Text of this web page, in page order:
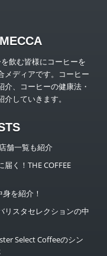
飲む皆様にコーヒーを
メディアです。コーヒー
、コーヒーの健康法・
していきます。
舗一覧も紹介
く！THE COFFEE
を紹介！
リスタセレクションの中
Select Coffeeのシン